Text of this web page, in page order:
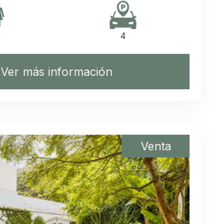
4
Ver más información
Venta